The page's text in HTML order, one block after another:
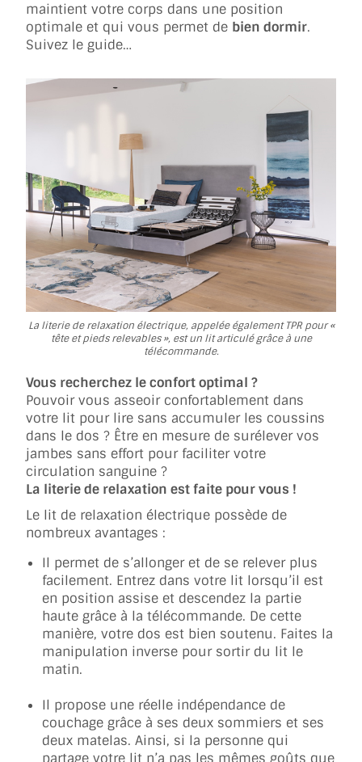
maintient votre corps dans une position
optimale et qui vous permet de bien dormir.
Suivez le guide…
La literie de relaxation électrique, appelée également TPR pour «
tête et pieds relevables », est un lit articulé grâce à une
télécommande.
Vous recherchez le confort optimal ?
Pouvoir vous asseoir confortablement dans
votre lit pour lire sans accumuler les coussins
dans le dos ? Être en mesure de surélever vos
jambes sans effort pour faciliter votre
circulation sanguine ?
La literie de relaxation est faite pour vous !
Le lit de relaxation électrique possède de
nombreux avantages :
Il permet de s’allonger et de se relever plus
facilement. Entrez dans votre lit lorsqu’il est
en position assise et descendez la partie
haute grâce à la télécommande. De cette
manière, votre dos est bien soutenu. Faites la
manipulation inverse pour sortir du lit le
matin.
Il propose une réelle indépendance de
couchage grâce à ses deux sommiers et ses
deux matelas. Ainsi, si la personne qui
partage votre lit n’a pas les mêmes goûts que